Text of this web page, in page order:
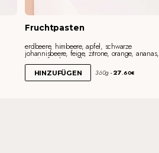
Fruchtpasten
erdbeere, himbeere, apfel, schwarze
johannisbeere, feige, zitrone, orange, ananas,
passionfrucht, aprikose
HINZUFÜGEN 360g 27.60€